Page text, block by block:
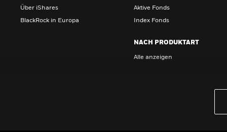
Über iShares
BlackRock in Europa
Aktive Fonds
Index Fonds
NACH PRODUKTART
Alle anzeigen